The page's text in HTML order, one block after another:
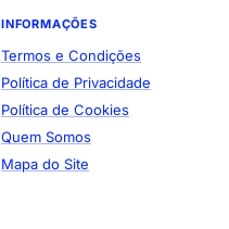
INFORMAÇÕES
Termos e Condições
Política de Privacidade
Política de Cookies
Quem Somos
Mapa do Site